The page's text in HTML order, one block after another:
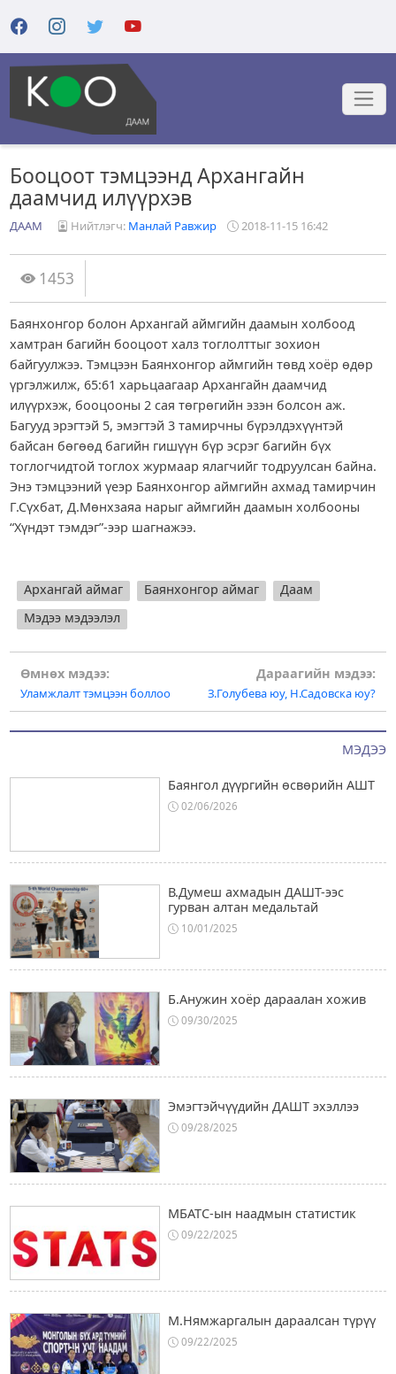
МЭДЭЭ
Баянгол дүүргийн өсвөрийн АШТ
02/06/2026
В.Думеш ахмадын ДАШТ-ээс
гурван алтан медальтай
10/01/2025
Б.Анужин хоёр дараалан хожив
09/30/2025
Эмэгтэйчүүдийн ДАШТ эхэллээ
09/28/2025
МБАТС-ын наадмын статистик
09/22/2025
М.Нямжаргалын дараалсан түрүү
09/22/2025
Бооцоот тэмцээнд Архангайн
даамчид илүүрхэв
ДААМ Нийтлэгч: Манлай Равжир 2018-11-15 16:42
1453
Баянхонгор болон Архангай аймгийн даамын холбоод
хамтран багийн бооцоот халз тоглолттыг зохион
байгуулжээ. Тэмцээн Баянхонгор аймгийн төвд хоёр өдөр
үргэлжилж, 65:61 харьцаагаар Архангайн даамчид
илүүрхэж, бооцооны 2 сая төгрөгийн эзэн болсон аж.
Багууд эрэгтэй 5, эмэгтэй 3 тамирчны бүрэлдэхүүнтэй
байсан бөгөөд багийн гишүүн бүр эсрэг багийн бүх
тоглогчидтой тоглох журмаар ялагчийг тодруулсан байна.
Энэ тэмцээний үеэр Баянхонгор аймгийн ахмад тамирчин
Г.Сүхбат, Д.Мөнхзаяа нарыг аймгийн даамын холбооны
“Хүндэт тэмдэг”-ээр шагнажээ.
Архангай аймаг Баянхонгор аймаг
Даам
Мэдээ мэдээлэл
Post
navigation
Өмнөх мэдээ:
Уламжлалт тэмцээн боллоо
Дараагийн мэдээ:
З.Голубева юу, Н.Садовска юу?